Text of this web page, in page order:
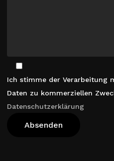
Ich stimme der Verarbeitung
Daten zu kommerziellen
Datenschutzerklärung